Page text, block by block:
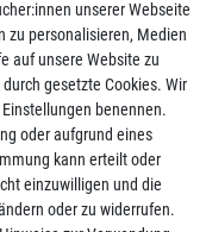
unserer Webseite
zu personalisieren, Medien
auf unsere Website zu
gesetzte Cookies. Wir
benennen.
oder aufgrund eines
kann erteilt oder
einzuwilligen und die
oder zu widerrufen.